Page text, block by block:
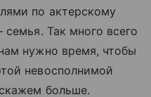
по актерскому
Так много всего
нужно время, чтобы
невосполнимой
больше.